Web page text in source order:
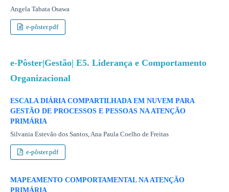
Angela Tabata Osawa
e-pôster.pdf
e-Pôster|Gestão| E5. Liderança e Comportamento
Organizacional
ESCALA DIÁRIA COMPARTILHADA EM NUVEM PARA
GESTÃO DE PROCESSOS E PESSOAS NA ATENÇÃO
PRIMÁRIA
Silvania Estevão dos Santos, Ana Paula Coelho de Freitas
e-pôster.pdf
MAPEAMENTO COMPORTAMENTAL NA ATENÇÃO
PRIMÁRIA